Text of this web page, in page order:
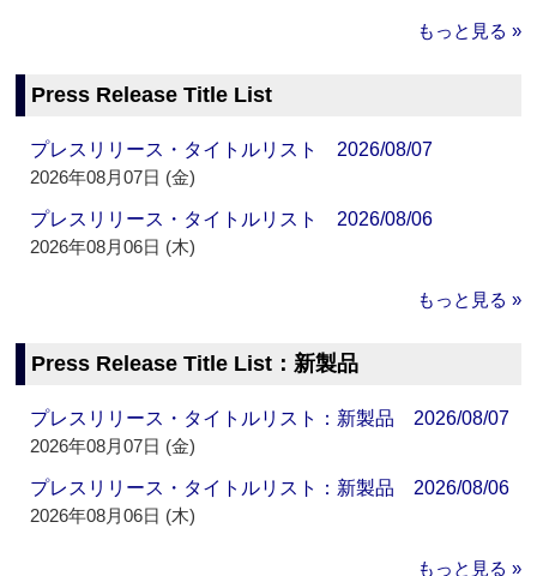
もっと見る »
Press Release Title List
プレスリリース・タイトルリスト 2026/08/07
2026年08月07日 (金)
プレスリリース・タイトルリスト 2026/08/06
2026年08月06日 (木)
もっと見る »
Press Release Title List：新製品
プレスリリース・タイトルリスト：新製品 2026/08/07
2026年08月07日 (金)
プレスリリース・タイトルリスト：新製品 2026/08/06
2026年08月06日 (木)
もっと見る »